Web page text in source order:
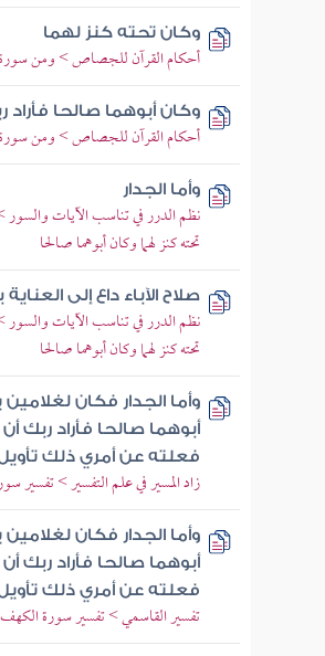
وكان تحته كنز لهما
أحكام القرآن للجصاص > ومن سورة
وكان أبوهما صالحا فأراد
أحكام القرآن للجصاص > ومن سورة
وأما الجدار
نظم الدرر في تناسب الآيات والسور
تحته كنز لهما وكان أبوهما صالحا
صلاح الآباء داع إلى العناية
نظم الدرر في تناسب الآيات والسور
تحته كنز لهما وكان أبوهما صالحا
وأما الجدار فكان
أبوهما صالحا فأراد ربك
فعلته عن أمري ذلك
زاد المسير في علم التفسير > تفسير
وأما الجدار فكان
أبوهما صالحا فأراد ربك
فعلته عن أمري ذلك
تفسير القاسمي > تفسير سورة الكهف >